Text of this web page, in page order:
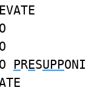
PRESUPPONI